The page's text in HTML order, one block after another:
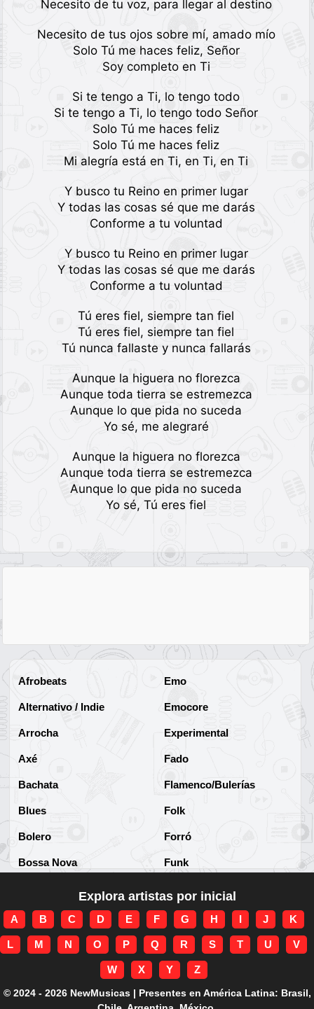
Necesito de tu voz, para llegar al destino
Necesito de tus ojos sobre mí, amado mío
Solo Tú me haces feliz, Señor
Soy completo en Ti
Si te tengo a Ti, lo tengo todo
Si te tengo a Ti, lo tengo todo Señor
Solo Tú me haces feliz
Solo Tú me haces feliz
Mi alegría está en Ti, en Ti, en Ti
Y busco tu Reino en primer lugar
Y todas las cosas sé que me darás
Conforme a tu voluntad
Y busco tu Reino en primer lugar
Y todas las cosas sé que me darás
Conforme a tu voluntad
Tú eres fiel, siempre tan fiel
Tú eres fiel, siempre tan fiel
Tú nunca fallaste y nunca fallarás
Aunque la higuera no florezca
Aunque toda tierra se estremezca
Aunque lo que pida no suceda
Yo sé, me alegraré
Aunque la higuera no florezca
Aunque toda tierra se estremezca
Aunque lo que pida no suceda
Yo sé, Tú eres fiel
Afrobeats
Alternativo / Indie
Arrocha
Axé
Bachata
Blues
Bolero
Bossa Nova
Brega-funk
Cha-Cha
Corridos
Emo
Emocore
Experimental
Fado
Flamenco/Bulerías
Folk
Forró
Funk
Funk Internacional
Gospel/Religioso
Gótico
Grunge
Explora artistas por inicial
A B C D E F G H I J K
L M N O P Q R S T U V
W X Y Z
© 2024 - 2026 NewMusicas | Presentes en América Latina: Brasil,